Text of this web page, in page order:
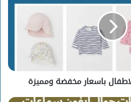
باسعار مخفضة ومميزة